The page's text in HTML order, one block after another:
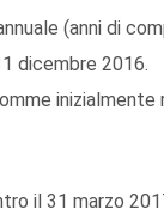
(anni di
dicembre 2016.
il 31 marzo